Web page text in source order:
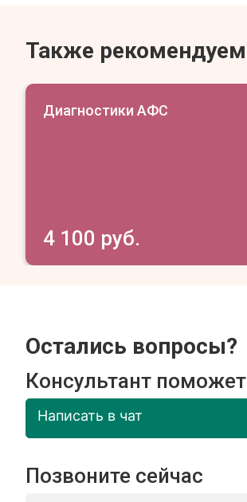
Также рекомендуем
Диагностики АФС
4 100 руб.
Остались вопросы?
Консультант поможет
Написать в чат
Позвоните сейчас